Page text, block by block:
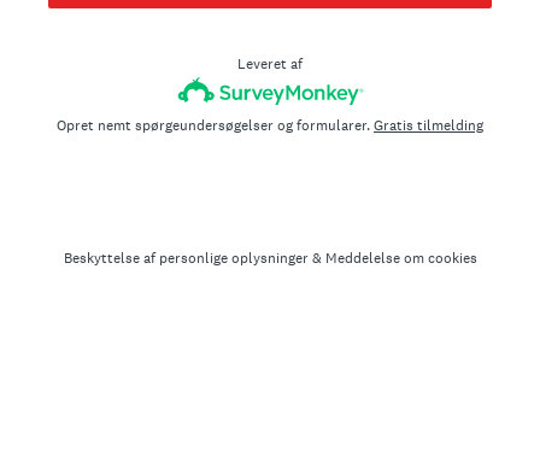
Leveret af
Opret nemt spørgeundersøgelser og formularer.Gratis tilmelding
Beskyttelse af personlige oplysninger & Meddelelse om cookies